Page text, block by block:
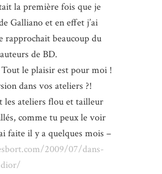
la première fois que je
Galliano et en effet j’ai
rapprochait beaucoup du
de BD.
le plaisir est pour moi !
dans vos ateliers ?!
les ateliers flou et tailleur
comme tu peux le voir
faite il y a quelques mois –
2009/07/dans-